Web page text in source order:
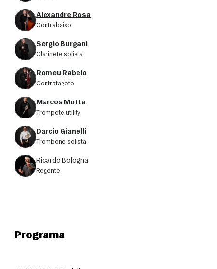
Alexandre Rosa
contrabaixo
Sergio Burgani
clarinete solista
Romeu Rabelo
Contrafagote
Marcos Motta
trompete utility
Darcio Gianelli
trombone solista
Ricardo Bologna
regente
Programa